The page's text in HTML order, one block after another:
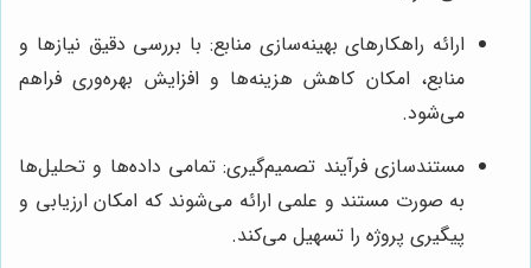
ارائه راهکارهای بهینه‌سازی منابع: با بررسی دقیق نیازها و
منابع، امکان کاهش هزینه‌ها و افزایش بهره‌وری فراهم
می‌شود.
مستندسازی فرآیند تصمیم‌گیری: تمامی داده‌ها و تحلیل‌ها
به صورت مستند و علمی ارائه می‌شوند که امکان ارزیابی و
پیگیری پروژه را تسهیل می‌کند.